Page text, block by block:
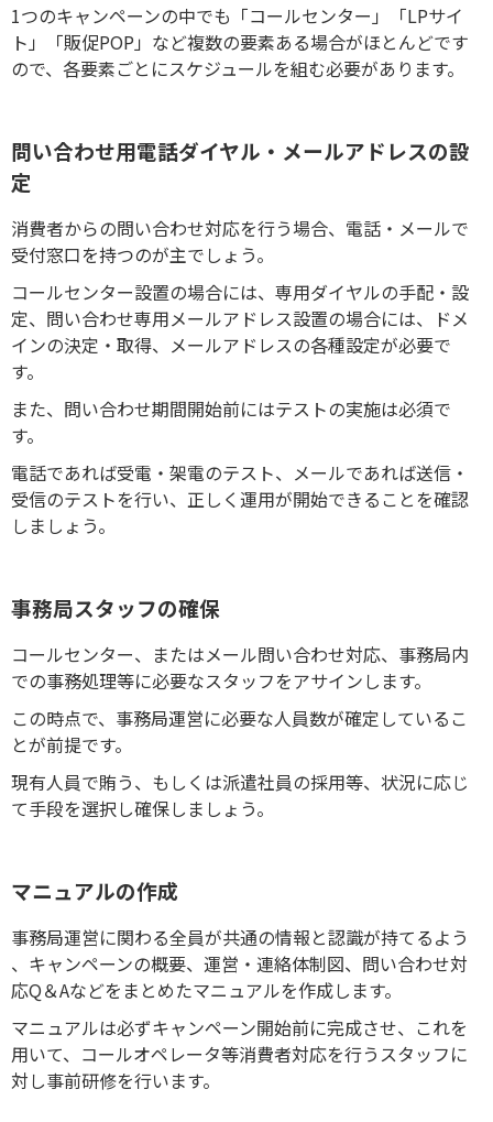
1つのキャンペーンの中でも「コールセンター」「LPサイ
ト」「販促POP」など複数の要素ある場合がほとんどです
ので、各要素ごとにスケジュールを組む必要があります。
問い合わせ用電話ダイヤル・メールアドレスの設
定
消費者からの問い合わせ対応を行う場合、電話・メールで
受付窓口を持つのが主でしょう。
コールセンター設置の場合には、専用ダイヤルの手配・設
定、問い合わせ専用メールアドレス設置の場合には、ドメ
インの決定・取得、メールアドレスの各種設定が必要で
す。
また、問い合わせ期間開始前にはテストの実施は必須で
す。
電話であれば受電・架電のテスト、メールであれば送信・
受信のテストを行い、正しく運用が開始できることを確認
しましょう。
事務局スタッフの確保
コールセンター、またはメール問い合わせ対応、事務局内
での事務処理等に必要なスタッフをアサインします。
この時点で、事務局運営に必要な人員数が確定しているこ
とが前提です。
現有人員で賄う、もしくは派遣社員の採用等、状況に応じ
て手段を選択し確保しましょう。
マニュアルの作成
事務局運営に関わる全員が共通の情報と認識が持てるよう
、キャンペーンの概要、運営・連絡体制図、問い合わせ対
応Q＆Aなどをまとめたマニュアルを作成します。
マニュアルは必ずキャンペーン開始前に完成させ、これを
用いて、コールオペレータ等消費者対応を行うスタッフに
対し事前研修を行います。